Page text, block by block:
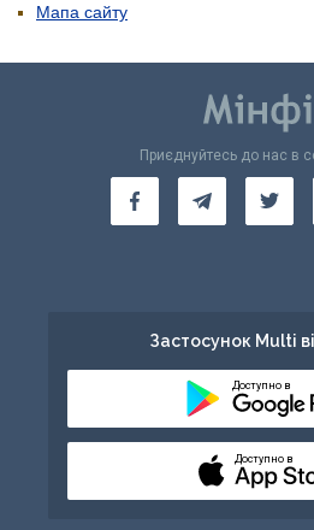
Мапа сайту
Приєднуйтесь до нас в
Застосунок Multi
Доступно в
Доступно в